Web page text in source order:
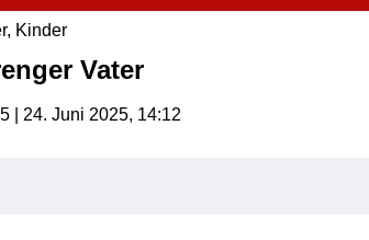
Kinder
Vater
| 24. Juni 2025, 14:12